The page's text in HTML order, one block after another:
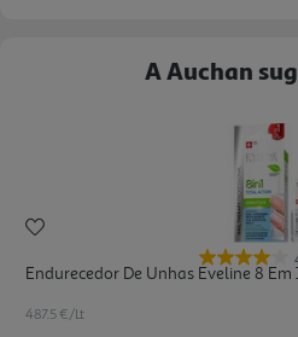
A Auchan
Endurecedor De Unhas Eveline 8 Em
487.5 €/Lt